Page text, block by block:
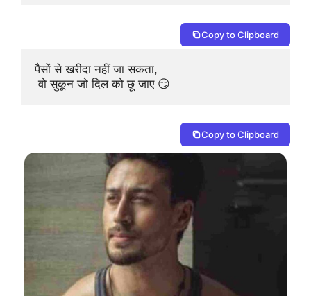
Copy to Clipboard
पैसों से खरीदा नहीं जा सकता,
वो सुकून जो दिल को छू जाए 😏
Copy to Clipboard